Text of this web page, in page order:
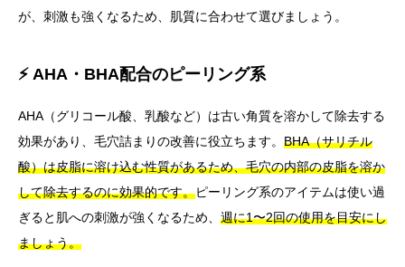
が、刺激も強くなるため、肌質に合わせて選びましょう。
⚡ AHA・BHA配合のピーリング系
AHA（グリコール酸、乳酸など）は古い角質を溶かして除去する
効果があり、毛穴詰まりの改善に役立ちます。 BHA（サリチル
酸）は皮脂に溶け込む性質があるため、毛穴の内部の皮脂を溶か
して除去するのに効果的です。ピーリング系のアイテムは使い過
ぎると肌への刺激が強くなるため、 週に1〜2回の使用を目安にし
ましょう。